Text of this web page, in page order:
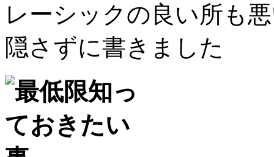
レーシックの良い所も
隠さずに書きました